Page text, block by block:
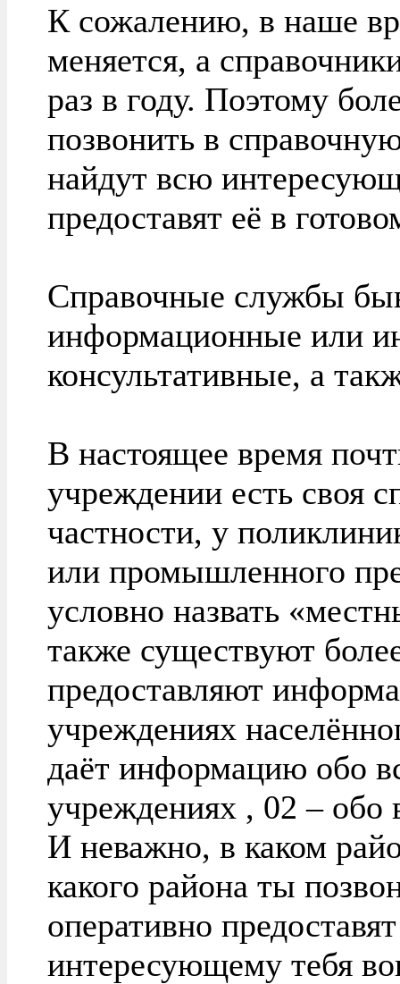
К сожалению, в наше
меняется, а
раз в году. Поэтому
позвонить в
найдут всю
предоставят её в
Справочные службы
информационные или
консультативные, а
В настоящее время
учреждении есть своя
частности, у
или промышленного
условно назвать
также существуют
предоставляют
учреждениях
даёт информацию обо
учреждениях , 02 – обо
И неважно, в каком
какого района ты
оперативно
интересующему тебя